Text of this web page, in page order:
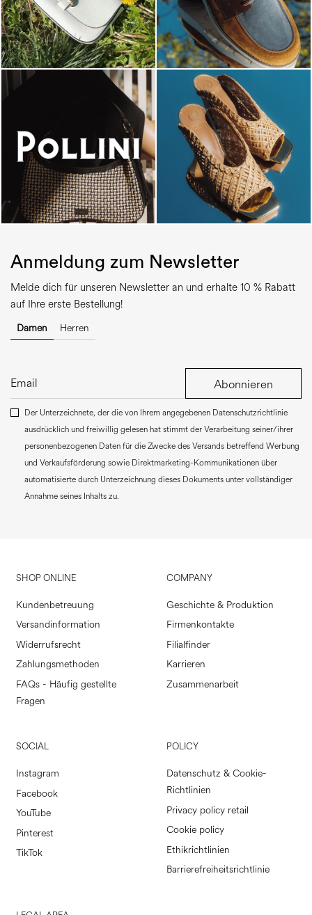
Anmeldung zum Newsletter
Melde dich für unseren Newsletter an und erhalte 10 % Rabatt
auf Ihre erste Bestellung!
Damen Herren
Abonnieren
Der Unterzeichnete, der die von Ihrem angegebenen Datenschutzrichtlinie
ausdrücklich und freiwillig gelesen hat stimmt der Verarbeitung seiner/ihrer
personenbezogenen Daten für die Zwecke des Versands betreffend Werbung
und Verkaufsförderung sowie Direktmarketing-Kommunikationen über
automatisierte durch Unterzeichnung dieses Dokuments unter vollständiger
Annahme seines Inhalts zu.
SHOP ONLINE
Kundenbetreuung
Versandinformation
Widerrufsrecht
Zahlungsmethoden
FAQs - Häufig gestellte
Fragen
COMPANY
Geschichte & Produktion
Firmenkontakte
Filialfinder
Karrieren
Zusammenarbeit
SOCIAL
Instagram
Facebook
YouTube
Pinterest
TikTok
POLICY
Datenschutz & Cookie-
Richtlinien
Privacy policy retail
Cookie policy
Ethikrichtlinien
Barrierefreiheitsrichtlinie